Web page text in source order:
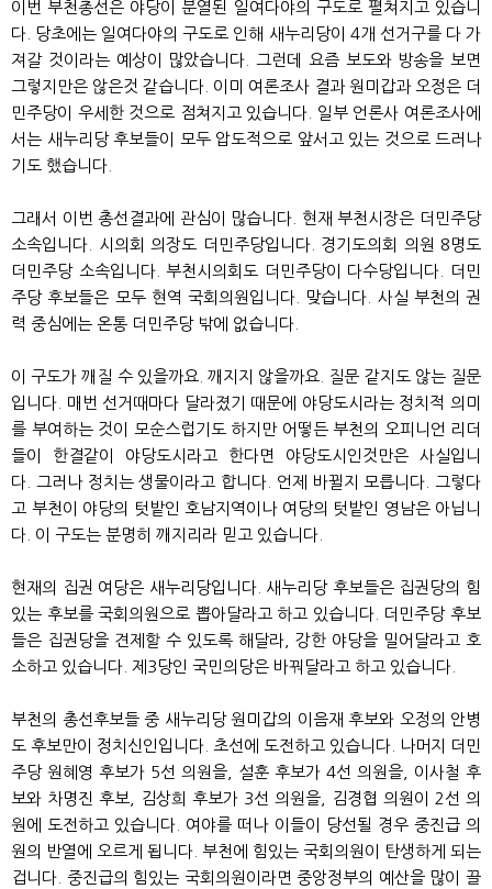
이번 부천총선은 야당이 분열된 일여다야의 구도로 펼쳐지고 있습니
다. 당초에는 일여다야의 구도로 인해 새누리당이 4개 선거구를 다 가
져갈 것이라는 예상이 많았습니다. 그런데 요즘 보도와 방송을 보면
그렇지만은 않은것 같습니다. 이미 여론조사 결과 원미갑과 오정은 더
민주당이 우세한 것으로 점쳐지고 있습니다. 일부 언론사 여론조사에
서는 새누리당 후보들이 모두 압도적으로 앞서고 있는 것으로 드러나
기도 했습니다.
그래서 이번 총선결과에 관심이 많습니다. 현재 부천시장은 더민주당
소속입니다. 시의회 의장도 더민주당입니다. 경기도의회 의원 8명도
더민주당 소속입니다. 부천시의회도 더민주당이 다수당입니다. 더민
주당 후보들은 모두 현역 국회의원입니다. 맞습니다. 사실 부천의 권
력 중심에는 온통 더민주당 밖에 없습니다.
이 구도가 깨질 수 있을까요. 깨지지 않을까요. 질문 같지도 않는 질문
입니다. 매번 선거때마다 달라졌기 때문에 야당도시라는 정치적 의미
를 부여하는 것이 모순스럽기도 하지만 어떻든 부천의 오피니언 리더
들이 한결같이 야당도시라고 한다면 야당도시인것만은 사실입니
다. 그러나 정치는 생물이라고 합니다. 언제 바뀔지 모릅니다. 그렇다
고 부천이 야당의 텃밭인 호남지역이나 여당의 텃밭인 영남은 아닙니
다. 이 구도는 분명히 깨지리라 믿고 있습니다.
현재의 집권 여당은 새누리당입니다. 새누리당 후보들은 집권당의 힘
있는 후보를 국회의원으로 뽑아달라고 하고 있습니다. 더민주당 후보
들은 집권당을 견제할 수 있도록 해달라, 강한 야당을 밀어달라고 호
소하고 있습니다. 제3당인 국민의당은 바꿔달라고 하고 있습니다.
부천의 총선후보들 중 새누리당 원미갑의 이음재 후보와 오정의 안병
도 후보만이 정치신인입니다. 초선에 도전하고 있습니다. 나머지 더민
주당 원혜영 후보가 5선 의원을, 설훈 후보가 4선 의원을, 이사철 후
보와 차명진 후보, 김상희 후보가 3선 의원을, 김경협 의원이 2선 의
원에 도전하고 있습니다. 여야를 떠나 이들이 당선될 경우 중진급 의
원의 반열에 오르게 됩니다. 부천에 힘있는 국회의원이 탄생하게 되는
겁니다. 중진급의 힘있는 국회의원이라면 중앙정부의 예산을 많이 끌